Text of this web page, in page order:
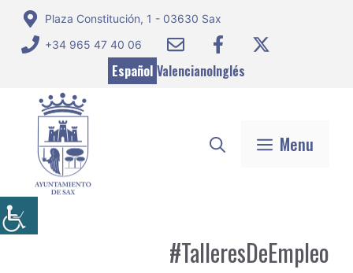
Saltar
contenido
Plaza Constitución, 1 - 03630 Sax
+34 965 47 40 06
Español ValencianoInglés
Menu
#TalleresDeEmpleo